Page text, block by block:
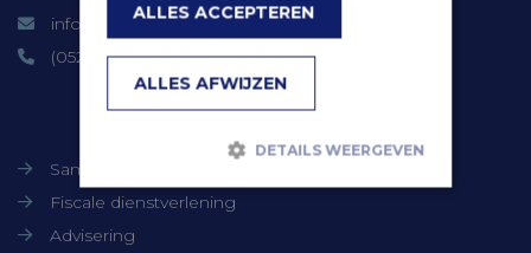
info@timmerbv.nl
(0525) 66 06 90
Samenstellen jaarrekeningen
Fiscale dienstverlening
Advisering
ALLES ACCEPTEREN
ALLES AFWIJZEN
DETAILS WEERGEVEN